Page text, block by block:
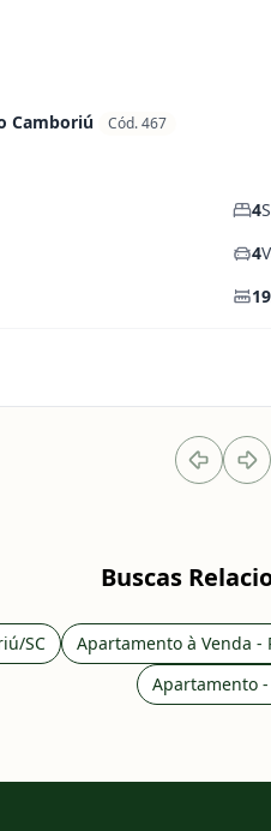
Camboriú Cód. 467
4
4
Buscas
SC Apartamento à Venda -
Apartamento -